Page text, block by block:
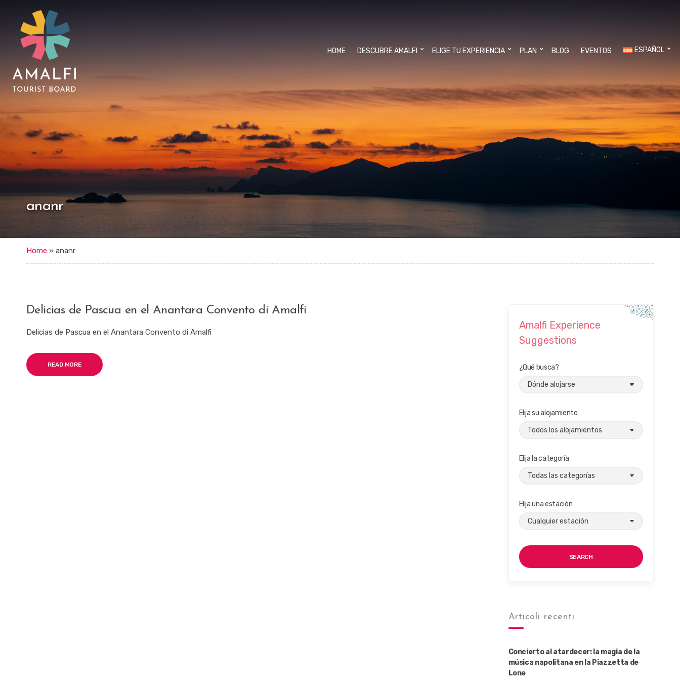
HOME DESCUBRE AMALFI ELIGE TU EXPERIENCIA PLAN BLOG EVENTOS ESPAÑOL
ananr
Home » ananr
Delicias de Pascua en el Anantara Convento di Amalfi
Delicias de Pascua en el Anantara Convento di Amalfi
READ MORE
Amalfi Experience
Suggestions
¿Qué busca?
Elija su alojamiento
Elija la categoría
Elija una estación
SEARCH
Articoli recenti
Concierto al atardecer: la magia de la
música napolitana en la Piazzetta de
Lone